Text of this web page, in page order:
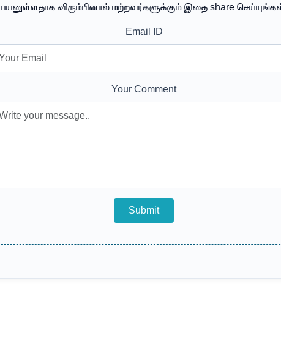
பயனுள்ளதாக விரும்பினால் மற்றவர்களுக்கும் இதை share
Email ID
Your Comment